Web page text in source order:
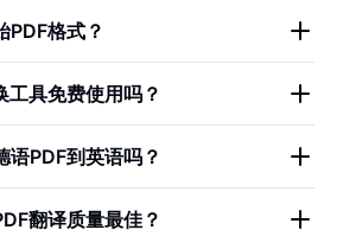
PDF格式？
工具免费使用吗？
语PDF到英语吗？
翻译质量最佳？